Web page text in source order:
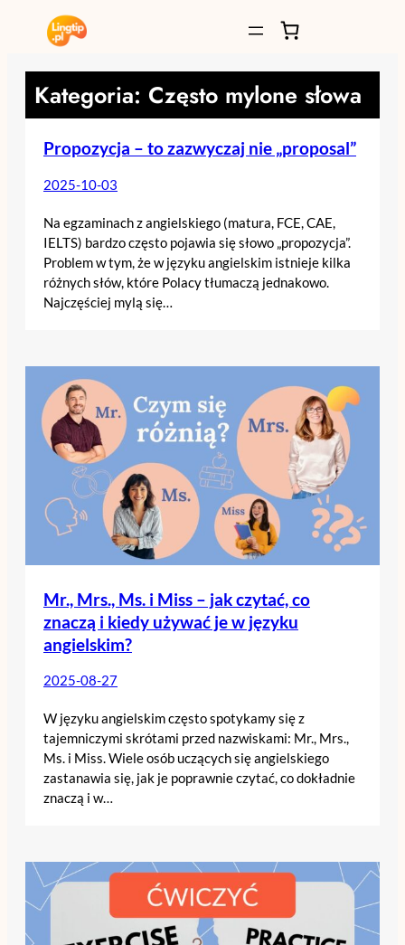
Kategoria: Często mylone słowa
Propozycja – to zazwyczaj nie „proposal”
2025-10-03
Na egzaminach z angielskiego (matura, FCE, CAE,
IELTS) bardzo często pojawia się słowo „propozycja”.
Problem w tym, że w języku angielskim istnieje kilka
różnych słów, które Polacy tłumaczą jednakowo.
Najczęściej mylą się…
Mr., Mrs., Ms. i Miss – jak czytać, co
znaczą i kiedy używać je w języku
angielskim?
2025-08-27
W języku angielskim często spotykamy się z
tajemniczymi skrótami przed nazwiskami: Mr., Mrs.,
Ms. i Miss. Wiele osób uczących się angielskiego
zastanawia się, jak je poprawnie czytać, co dokładnie
znaczą i w…